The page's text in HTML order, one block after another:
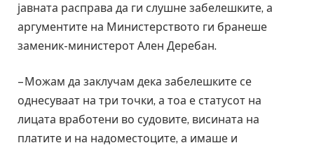
јавната расправа да ги слушне забелешките, а
аргументите на Министерството ги бранеше
заменик-министерот Ален Деребан.
– Можам да заклучам дека забелешките се
однесуваат на три точки, а тоа е статусот на
лицата вработени во судовите, висината на
платите и на надоместоците, а имаше и